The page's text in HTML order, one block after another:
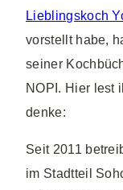
Lieblingskoch
vorstellt habe,
seiner
NOPI. Hier lest
denke:
Seit 2011
im Stadtteil